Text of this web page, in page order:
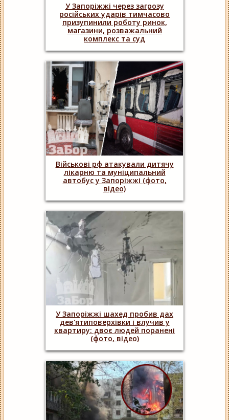
У Запоріжжі через загрозу
російських ударів тимчасово
призупинили роботу ринок,
магазини, розважальний
комплекс та суд
Військові рф атакували дитячу
лікарню та муніципальний
автобус у Запоріжжі (фото,
відео)
У Запоріжжі шахед пробив дах
дев'ятиповерхівки і влучив у
квартиру: двоє людей поранені
(фото, відео)